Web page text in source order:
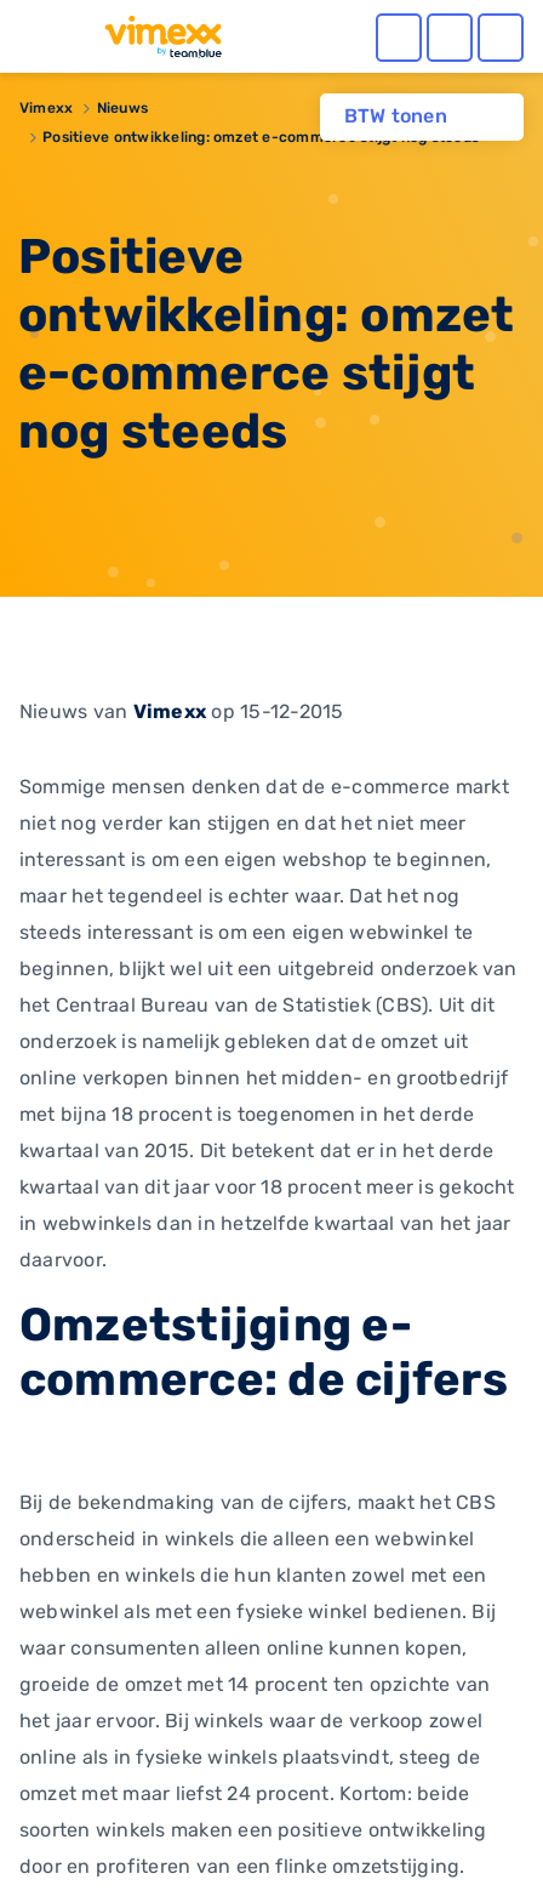
BTW tonen
Vimexx
Nieuws
​Positieve ontwikkeling: omzet e-commerce stijgt nog steeds
​Positieve
ontwikkeling: omzet
e-commerce stijgt
nog steeds
Nieuws van Vimexx op 15-12-2015
Sommige mensen denken dat de e-commerce markt
niet nog verder kan stijgen en dat het niet meer
interessant is om een eigen webshop te beginnen,
maar het tegendeel is echter waar. Dat het nog
steeds interessant is om een eigen webwinkel te
beginnen, blijkt wel uit een uitgebreid onderzoek van
het Centraal Bureau van de Statistiek (CBS). Uit dit
onderzoek is namelijk gebleken dat de omzet uit
online verkopen binnen het midden- en grootbedrijf
met bijna 18 procent is toegenomen in het derde
kwartaal van 2015. Dit betekent dat er in het derde
kwartaal van dit jaar voor 18 procent meer is gekocht
in webwinkels dan in hetzelfde kwartaal van het jaar
daarvoor.
Omzetstijging e-
commerce: de cijfers
Bij de bekendmaking van de cijfers, maakt het CBS
onderscheid in winkels die alleen een webwinkel
hebben en winkels die hun klanten zowel met een
webwinkel als met een fysieke winkel bedienen. Bij
waar consumenten alleen online kunnen kopen,
groeide de omzet met 14 procent ten opzichte van
het jaar ervoor. Bij winkels waar de verkoop zowel
online als in fysieke winkels plaatsvindt, steeg de
omzet met maar liefst 24 procent. Kortom: beide
soorten winkels maken een positieve ontwikkeling
door en profiteren van een flinke omzetstijging.